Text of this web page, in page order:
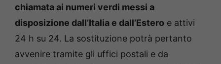
chiamata ai numeri verdi messi a
disposizione dall’Italia e dall’Estero e attivi
24 h su 24. La sostituzione potrà pertanto
avvenire tramite gli uffici postali e da